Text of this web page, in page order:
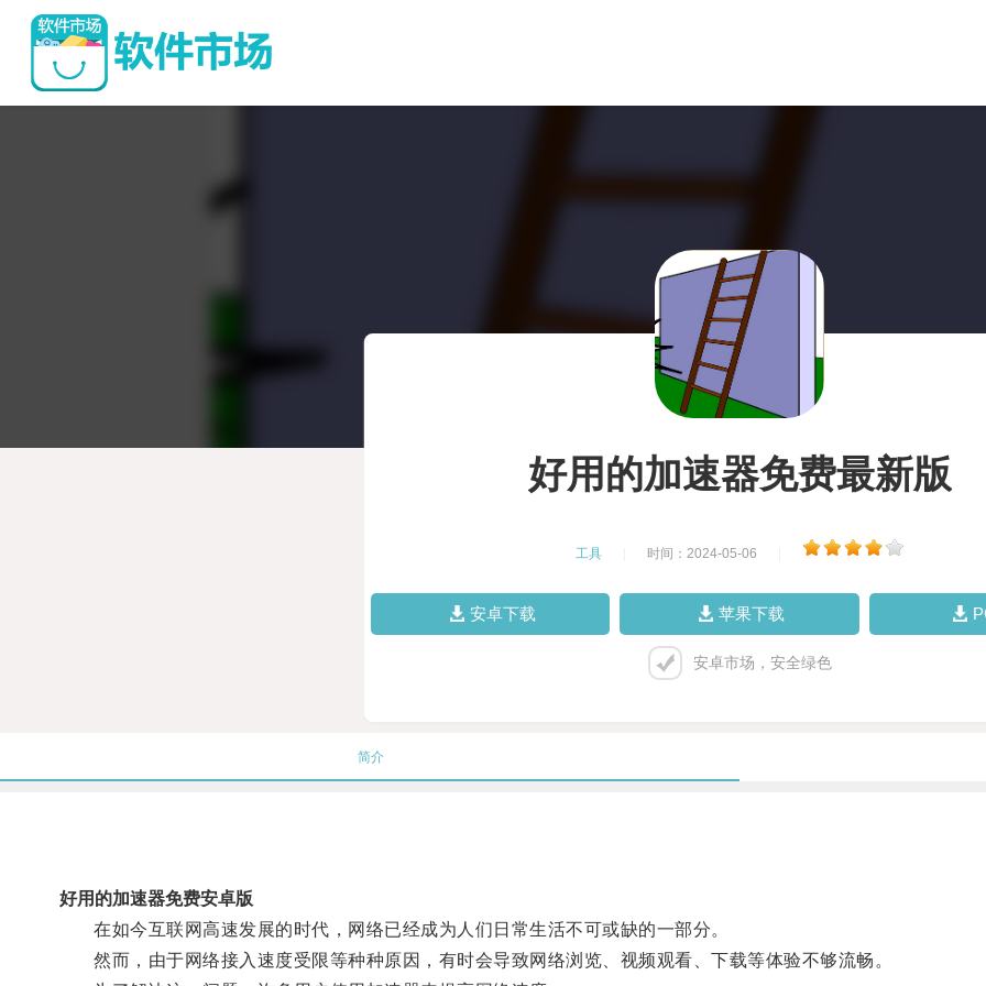
好用的加速器免费最新版
工具 时间：2024-05-06
安卓下载 苹果下载
安卓市场，安全绿色
简介
好用的加速器免费安卓版
在如今互联网高速发展的时代，网络已经成为人们日常生活不可或缺的一部分。
然而，由于网络接入速度受限等种种原因，有时会导致网络浏览、视频观看、下载等体验不够流畅。